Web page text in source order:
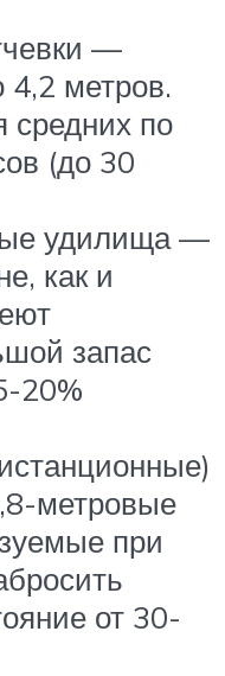
—
4,2 метров.
по
(до 30
удилища —
как и
запас
20%
метровые
при
от 30-